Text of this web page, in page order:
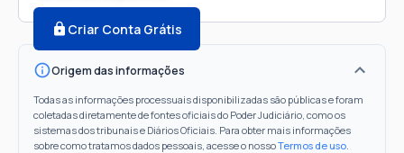
Criar Conta Grátis
Origem das informações
Todas as informações processuais disponibilizadas são públicas e foram
coletadas diretamente de fontes oficiais do Poder Judiciário, como os
sistemas dos tribunais e Diários Oficiais. Para obter mais informações
sobre como tratamos dados pessoais, acesse o nossoTermos de uso.